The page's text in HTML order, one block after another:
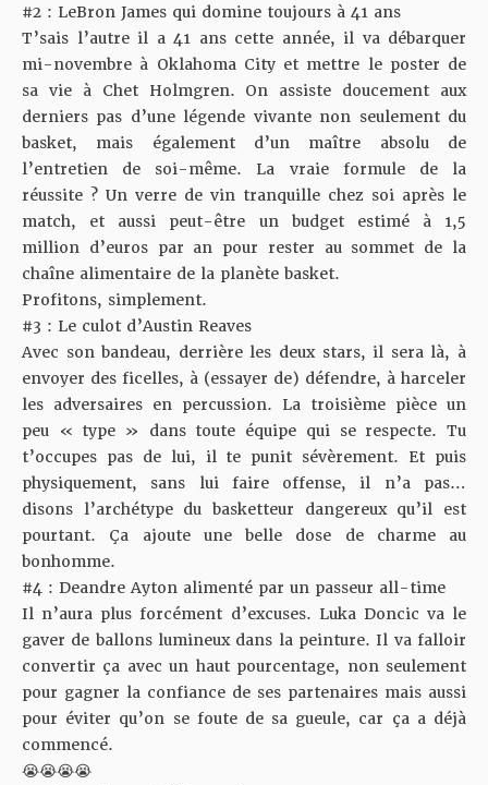
#2 : LeBron James qui domine toujours à 41 ans
T’sais l’autre il a 41 ans cette année, il va débarquer
mi-novembre à Oklahoma City et mettre le poster de
sa vie à Chet Holmgren. On assiste doucement aux
derniers pas d’une légende vivante non seulement du
basket, mais également d’un maître absolu de
l’entretien de soi-même. La vraie formule de la
réussite ? Un verre de vin tranquille chez soi après le
match, et aussi peut-être un budget estimé à 1,5
million d’euros par an pour rester au sommet de la
chaîne alimentaire de la planète basket.
Profitons, simplement.
#3 : Le culot d’Austin Reaves
Avec son bandeau, derrière les deux stars, il sera là, à
envoyer des ficelles, à (essayer de) défendre, à harceler
les adversaires en percussion. La troisième pièce un
peu « type » dans toute équipe qui se respecte. Tu
t’occupes pas de lui, il te punit sévèrement. Et puis
physiquement, sans lui faire offense, il n’a pas…
disons l’archétype du basketteur dangereux qu’il est
pourtant. Ça ajoute une belle dose de charme au
bonhomme.
#4 : Deandre Ayton alimenté par un passeur all-time
Il n’aura plus forcément d’excuses. Luka Doncic va le
gaver de ballons lumineux dans la peinture. Il va falloir
convertir ça avec un haut pourcentage, non seulement
pour gagner la confiance de ses partenaires mais aussi
pour éviter qu’on se foute de sa gueule, car ça a déjà
commencé.
😭😭😭😭